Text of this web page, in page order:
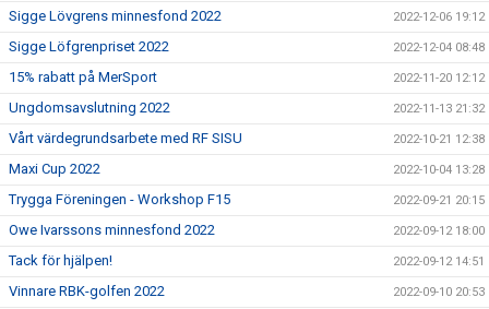
Sigge Lövgrens minnesfond 2022 2022-12-06 19:12
Sigge Löfgrenpriset 2022 2022-12-04 08:48
15% rabatt på MerSport 2022-11-20 12:12
Ungdomsavslutning 2022 2022-11-13 21:32
Vårt värdegrundsarbete med RF SISU 2022-10-21 12:38
Maxi Cup 2022 2022-10-04 13:28
Trygga Föreningen - Workshop F15 2022-09-21 20:15
Owe Ivarssons minnesfond 2022 2022-09-12 18:00
Tack för hjälpen! 2022-09-12 14:51
Vinnare RBK-golfen 2022 2022-09-10 20:53